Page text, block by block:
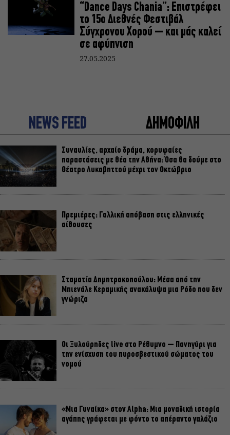
“Dance Days Chania”: Επιστρέφει
το 15ο Διεθνές Φεστιβάλ
Σύγχρονου Χορού – και μάς καλεί
σε αφύπνιση
27.05.2025
NEWS FEED ΔΗΜΟΦΙΛΗ
Συναυλίες, αρχαίο δράμα, κορυφαίες
παραστάσεις με θέα την Αθήνα: Όσα θα δούμε στο
Θέατρο Λυκαβηττού μέχρι τον Οκτώβριο
Πρεμιέρες: Γαλλική απόβαση στις ελληνικές
αίθουσες
Σταματία Δημητρακοπούλου: Μέσα από την
Μπιενάλε Κεραμικής ανακάλυψα μια Ρόδο που δεν
γνώριζα
Οι Ξυλούρηδες live στο Ρέθυμνο – Πανηγύρι για
την ενίσχυση του πυροσβεστικού σώματος του
νομού
«Μια Γυναίκα» στον Alpha: Μια μοναδική ιστορία
αγάπης γράφεται με φόντο το απέραντο γαλάζιο